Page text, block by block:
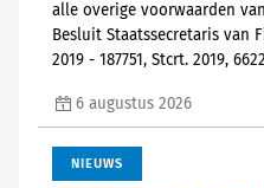
alle overige voorwaarden
Besluit Staatssecretaris van
2019 - 187751, Stcrt. 2019,
6 augustus 2026
NIEUWS